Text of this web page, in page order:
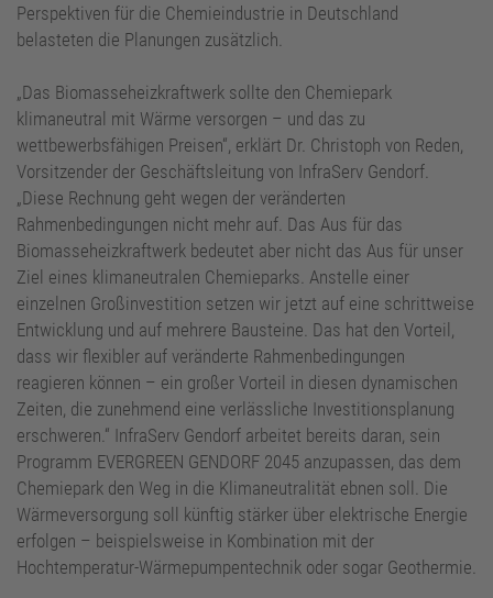
Perspektiven für die Chemieindustrie in Deutschland
belasteten die Planungen zusätzlich.
„Das Biomasseheizkraftwerk sollte den Chemiepark
klimaneutral mit Wärme versorgen – und das zu
wettbewerbsfähigen Preisen“, erklärt Dr. Christoph von Reden,
Vorsitzender der Geschäftsleitung von InfraServ Gendorf.
„Diese Rechnung geht wegen der veränderten
Rahmenbedingungen nicht mehr auf. Das Aus für das
Biomasseheizkraftwerk bedeutet aber nicht das Aus für unser
Ziel eines klimaneutralen Chemieparks. Anstelle einer
einzelnen Großinvestition setzen wir jetzt auf eine schrittweise
Entwicklung und auf mehrere Bausteine. Das hat den Vorteil,
dass wir flexibler auf veränderte Rahmenbedingungen
reagieren können – ein großer Vorteil in diesen dynamischen
Zeiten, die zunehmend eine verlässliche Investitionsplanung
erschweren.“ InfraServ Gendorf arbeitet bereits daran, sein
Programm EVERGREEN GENDORF 2045 anzupassen, das dem
Chemiepark den Weg in die Klimaneutralität ebnen soll. Die
Wärmeversorgung soll künftig stärker über elektrische Energie
erfolgen – beispielsweise in Kombination mit der
Hochtemperatur-Wärmepumpentechnik oder sogar Geothermie.